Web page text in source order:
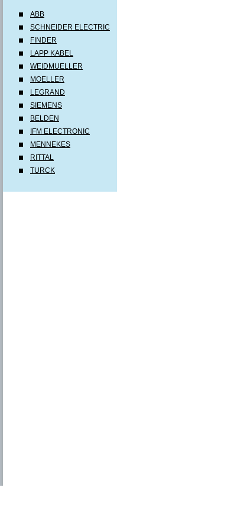
ABB
SCHNEIDER ELECTRIC
FINDER
LAPP KABEL
WEIDMUELLER
MOELLER
LEGRAND
SIEMENS
BELDEN
IFM ELECTRONIC
MENNEKES
RITTAL
TURCK